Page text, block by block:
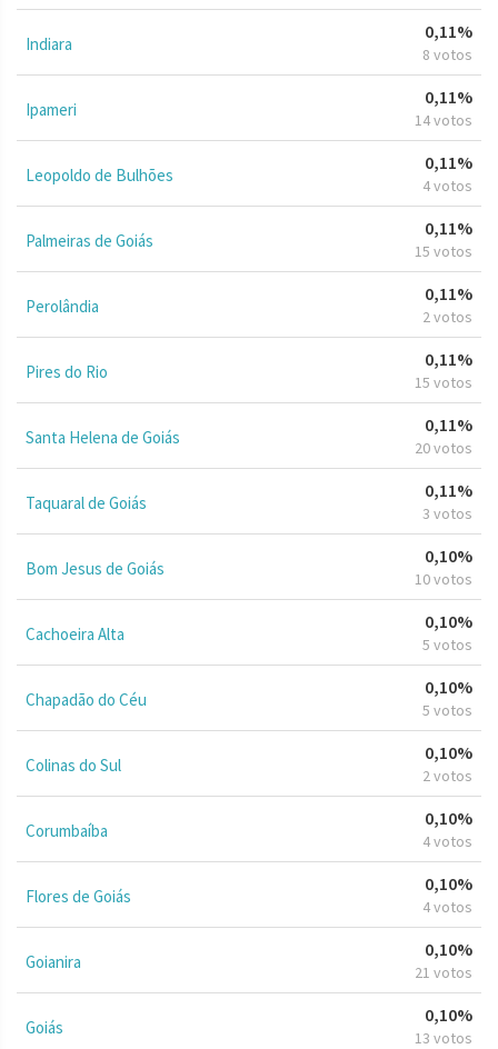
Indiara
0,11%
8 votos
Ipameri
0,11%
14 votos
Leopoldo de Bulhões
0,11%
4 votos
Palmeiras de Goiás
0,11%
15 votos
Perolândia
0,11%
2 votos
Pires do Rio
0,11%
15 votos
Santa Helena de Goiás
0,11%
20 votos
Taquaral de Goiás
0,11%
3 votos
Bom Jesus de Goiás
0,10%
10 votos
Cachoeira Alta
0,10%
5 votos
Chapadão do Céu
0,10%
5 votos
Colinas do Sul
0,10%
2 votos
Corumbaíba
0,10%
4 votos
Flores de Goiás
0,10%
4 votos
Goianira
0,10%
21 votos
Goiás
0,10%
13 votos